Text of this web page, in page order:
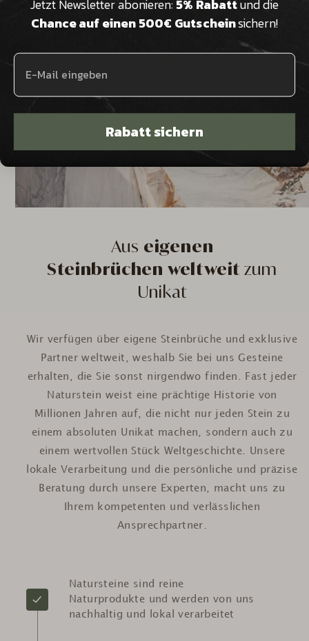
Aus eigenen
Steinbrüchen weltweit zum
Unikat
Wir verfügen über eigene Steinbrüche und exklusive
Partner weltweit, weshalb Sie bei uns Gesteine
erhalten, die Sie sonst nirgendwo finden. Fast jeder
Naturstein weist eine prächtige Historie von
Millionen Jahren auf, die nicht nur jeden Stein zu
einem absoluten Unikat machen, sondern auch zu
einem wertvollen Stück Weltgeschichte. Unsere
lokale Verarbeitung und die persönliche und präzise
Beratung durch unsere Experten, macht uns zu
Ihrem kompetenten und verlässlichen
Ansprechpartner.
Natursteine sind reine
Naturprodukte und werden von uns
nachhaltig und lokal verarbeitet
Jetzt Newsletter abonieren:5% Rabattund die
Chance auf einen 500€ Gutscheinsichern!
Rabatt sichern